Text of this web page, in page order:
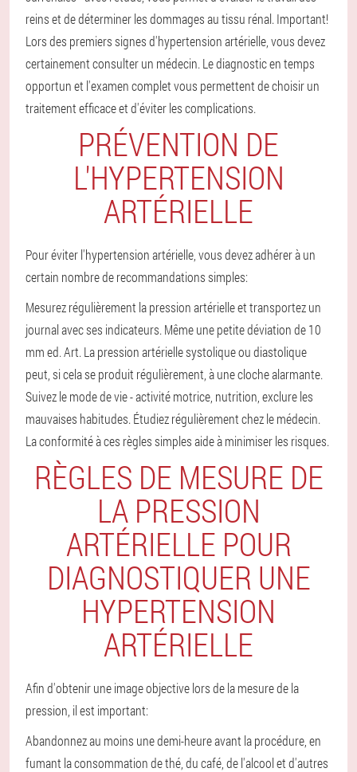
reins et de déterminer les dommages au tissu rénal. Important!
Lors des premiers signes d'hypertension artérielle, vous devez
certainement consulter un médecin. Le diagnostic en temps
opportun et l'examen complet vous permettent de choisir un
traitement efficace et d'éviter les complications.
PRÉVENTION DE
L'HYPERTENSION
ARTÉRIELLE
Pour éviter l'hypertension artérielle, vous devez adhérer à un
certain nombre de recommandations simples:
Mesurez régulièrement la pression artérielle et transportez un
journal avec ses indicateurs. Même une petite déviation de 10
mm ed. Art. La pression artérielle systolique ou diastolique
peut, si cela se produit régulièrement, à une cloche alarmante.
Suivez le mode de vie - activité motrice, nutrition, exclure les
mauvaises habitudes. Étudiez régulièrement chez le médecin.
La conformité à ces règles simples aide à minimiser les risques.
RÈGLES DE MESURE DE
LA PRESSION
ARTÉRIELLE POUR
DIAGNOSTIQUER UNE
HYPERTENSION
ARTÉRIELLE
Afin d'obtenir une image objective lors de la mesure de la
pression, il est important:
Abandonnez au moins une demi-heure avant la procédure, en
fumant la consommation de thé, du café, de l'alcool et d'autres